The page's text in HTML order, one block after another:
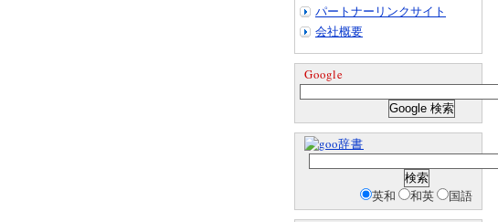
パートナーリンクサイト
会社概要
Google
辞書
英和 和英 国語